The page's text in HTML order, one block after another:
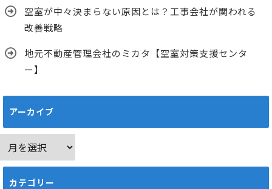
空室が中々決まらない原因とは？工事会社が関われる
改善戦略
地元不動産管理会社のミカタ【空室対策支援センタ
ー】
アーカイブ
ー
カ
カテゴリー